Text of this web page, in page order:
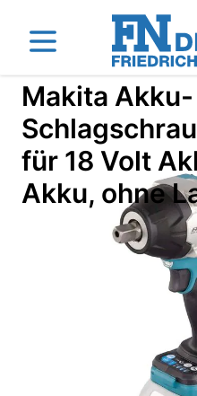
Direkt zum Inhalt
Das Unternehmen
Makita Akku-
für 18 Volt
Akku, ohne